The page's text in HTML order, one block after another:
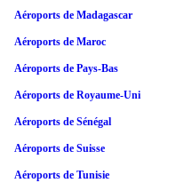
Aéroports de Madagascar
Aéroports de Maroc
Aéroports de Pays-Bas
Aéroports de Royaume-Uni
Aéroports de Sénégal
Aéroports de Suisse
Aéroports de Tunisie